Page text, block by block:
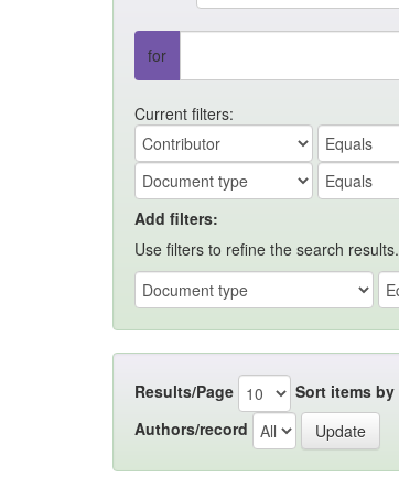
for
Current filters:
Add filters:
Use filters to refine the search results.
Results/Page Sort items by
Authors/record